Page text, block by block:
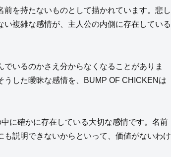
前を持たないものとして描かれています。悲し
複雑な感情が、主人公の内側に存在している
いるのかさえ分からなくなることがありま
した曖昧な感情を、BUMP OF CHICKENは
に確かに存在している大切な感情です。名前
説明できないからといって、価値がないわけ